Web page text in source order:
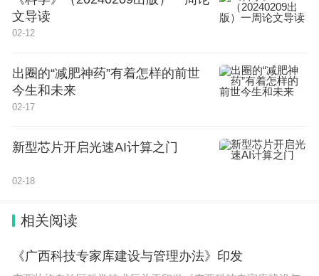
随着新能源汽车的快速发展，对电气工程专业的人才
提出了更高的要求。例如，新能源汽车的电池管理系
统、电机控制系统等都需要专业的电气工程人才来进
微电子专业的毕业生在毕业后能够获得25万+的高
机、电脑、汽车等各个领域。我国在芯片领域的自主
文导读
02-12
出圈的“减肥神药”有着怎样的前世
今生和未来
02-17
新型芯片开启光速AI计算之门
02-18
相关阅读
《广西科技专家库建设与管理办法》印发